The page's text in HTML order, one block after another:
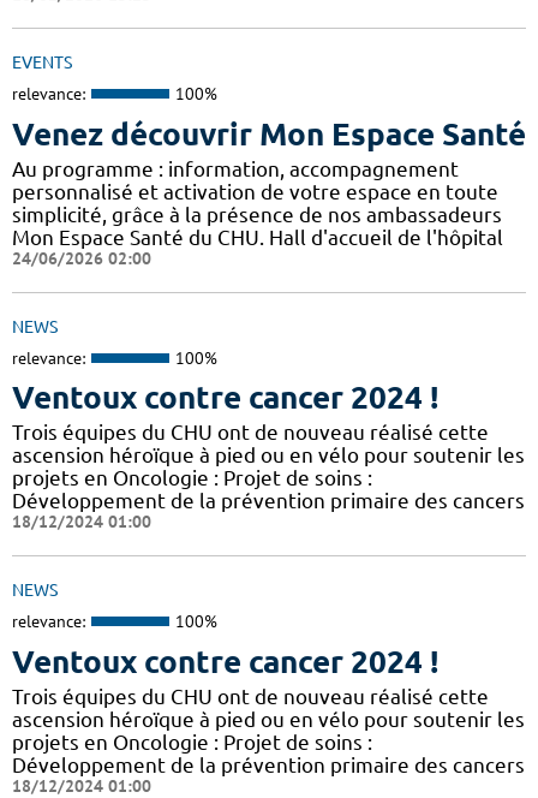
EVENTS
relevance: 100%
Venez découvrir Mon Espace Santé
Au programme : information, accompagnement
personnalisé et activation de votre espace en toute
simplicité, grâce à la présence de nos ambassadeurs
Mon Espace Santé du CHU. Hall d'accueil de l'hôpital
24/06/2026 02:00
NEWS
relevance: 100%
Ventoux contre cancer 2024 !
​​​Trois équipes du CHU ont de nouveau réalisé cette
ascension héroïque à pied ou en vélo pour soutenir les
projets en Oncologie : Projet de soins :
Développement de la prévention primaire des cancers
18/12/2024 01:00
NEWS
relevance: 100%
Ventoux contre cancer 2024 !
​​​Trois équipes du CHU ont de nouveau réalisé cette
ascension héroïque à pied ou en vélo pour soutenir les
projets en Oncologie : Projet de soins :
Développement de la prévention primaire des cancers
18/12/2024 01:00